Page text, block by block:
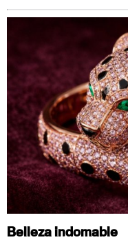
Belleza indomable